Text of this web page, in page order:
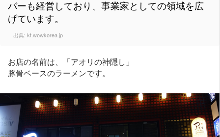
バーも経営しており、事業家としての領域を広
げています。
出典: kt.wowkorea.jp
お店の名前は、「アオリの神隠し」
豚骨ベースのラーメンです。